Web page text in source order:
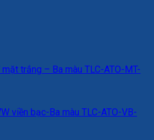
trắng – Ba màu TLC-ATO-MT-